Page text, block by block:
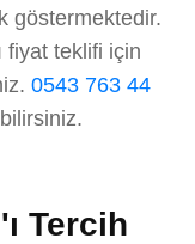
göstermektedir.
fiyat teklifi için
0543 763 44
Tercih